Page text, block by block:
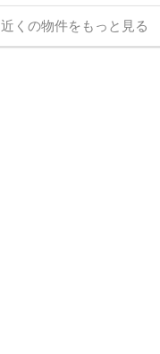
近くの物件をもっと見る